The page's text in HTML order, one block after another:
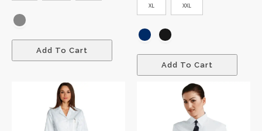
Add To Cart
XL XXL
Add To Cart